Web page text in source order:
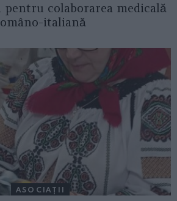
colaborarea medicală
italiană
ASOCIAŢII